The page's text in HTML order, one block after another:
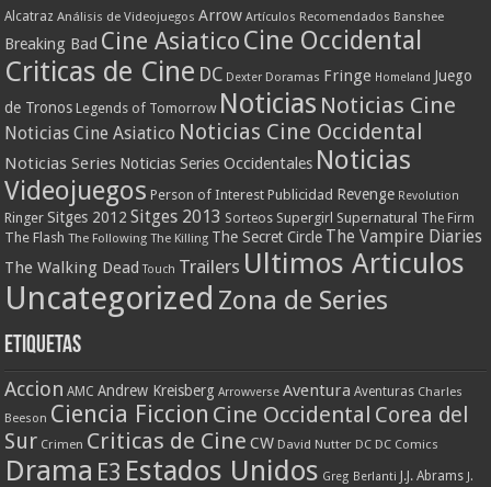
Alcatraz Análisis de Videojuegos Arrow Artículos Recomendados Banshee
Breaking Bad Cine AsiaticoCine Occidental
Criticas de Cine DC Dexter Doramas Fringe Homeland Juego
de Tronos Legends of Tomorrow Noticias Noticias Cine
Noticias Cine Asiatico Noticias Cine Occidental
Noticias Series Noticias Series Occidentales Noticias
Videojuegos Person of Interest Publicidad Revenge Revolution
Ringer Sitges 2012 Sitges 2013 Sorteos Supergirl Supernatural The Firm
The Flash The Following The Killing The Secret Circle The Vampire Diaries
The Walking Dead Touch Trailers Ultimos Articulos
Uncategorized Zona de Series
Etiquetas
Accion AMC Andrew Kreisberg Arrowverse Aventura Aventuras Charles
Beeson Ciencia Ficcion Cine Occidental Corea del
Sur Crimen Criticas de Cine CW David Nutter DC DC Comics
Drama E3 Estados Unidos Greg Berlanti J.J. Abrams J.